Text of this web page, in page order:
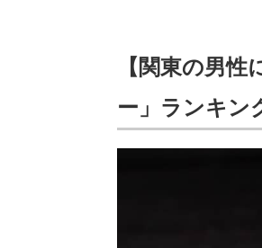
【関東の男
ー」ランキン